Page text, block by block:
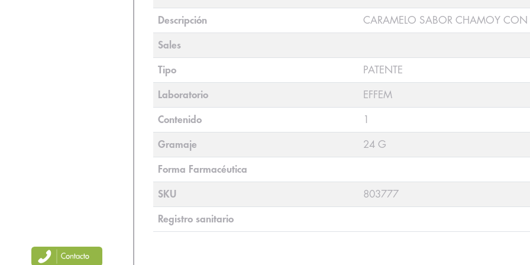
Descripción CARAMELO SABOR CHAMOY
Sales
Tipo PATENTE
Laboratorio EFFEM
Contenido 1
Gramaje 24 G
Forma Farmacéutica
SKU 803777
Registro sanitario